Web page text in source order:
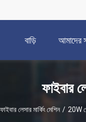
বাড়ি আমাদের
ফাইবার
ফাইবার লেসার মার্কিং মেশিন / 20W